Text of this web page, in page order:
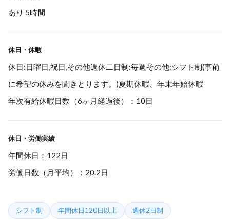
あり 5時間
休日・休暇
休日:日曜日,祝日,その他週休二日制:毎週その他:シフト制(事前
に希望の休みを聞きとります。)夏期休暇、年末年始休暇
年次有給休暇日数（6ヶ月経過後）：10日
休日・労働実績
年間休日：122日
労働日数（月平均）：20.2日
シフト制 年間休日120日以上 週休2日制